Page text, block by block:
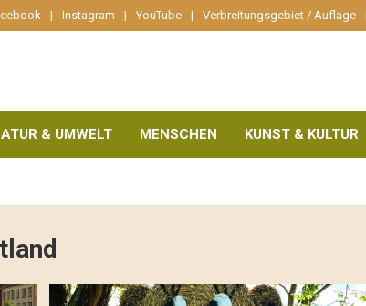
Instagram YouTube Verbreitungsgebiet / Auflage
& UMWELT MENSCHEN KUNST & KULTUR